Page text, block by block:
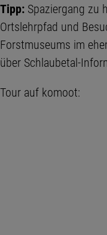
Tipp: Spaziergang zu
Ortslehrpfad und
Forstmuseums im
über Schlaubetal-
Tour auf komoot: